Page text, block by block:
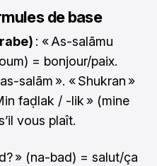
de base
: « As-salāmu
= bonjour/paix.
salām ». « Shukran »
faḍlak / -lik » (mine
vous plaît.
» (na-bad) = salut/ça